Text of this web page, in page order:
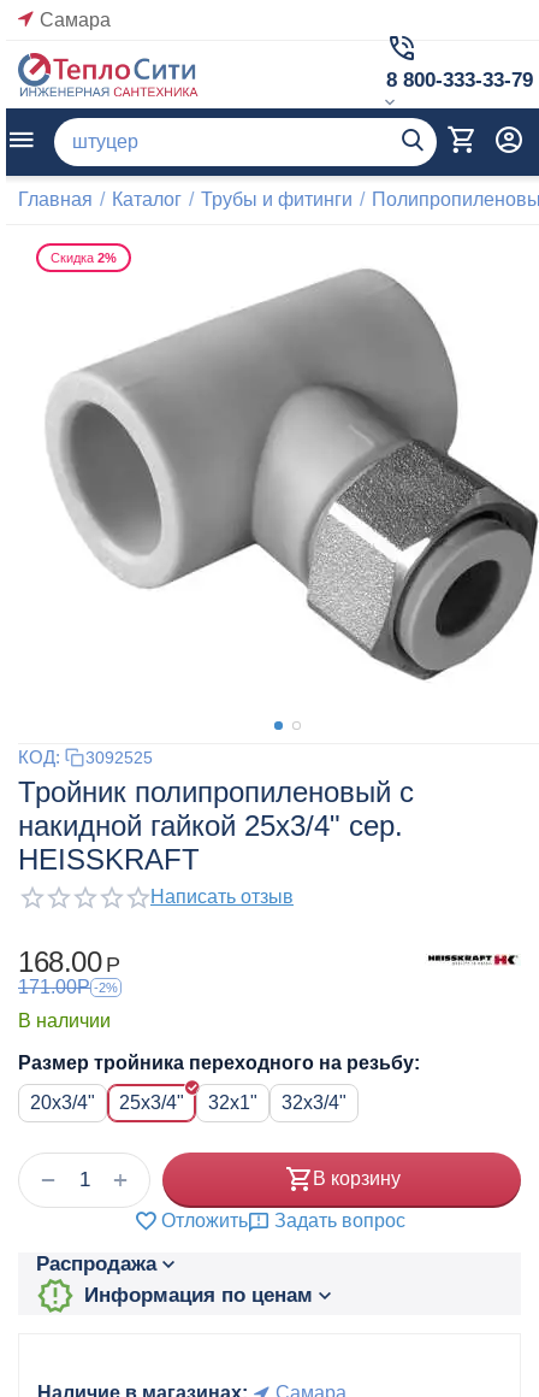
Самара
8 800-333-33-79
Главная / Каталог / Трубы и фитинги /
Скидка 2%
КОД: 3092525
Тройник полипропиленовый с
накидной гайкой 25x3/4" сер.
HEISSKRAFT
Написать отзыв
168.00 Р
171.00Р -2%
В наличии
Размер тройника переходного на резьбу:
20x3/4"
25x3/4" 32x1" 32x3/4"
+
− В корзину
Отложить Задать вопрос
Распродажа
Информация по ценам
Наличие в магазинах:
Самара